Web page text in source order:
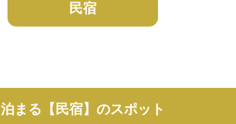
民宿
泊まる【民宿】のスポット